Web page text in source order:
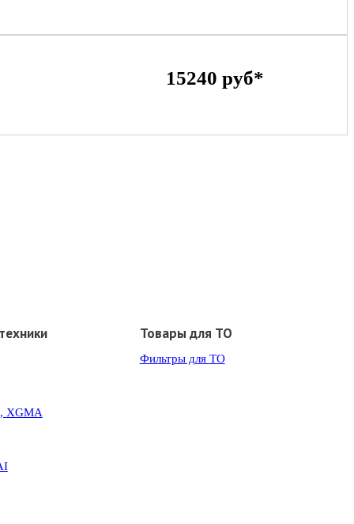
15240 руб*
XGMA
Товары для ТО
Фильтры для ТО